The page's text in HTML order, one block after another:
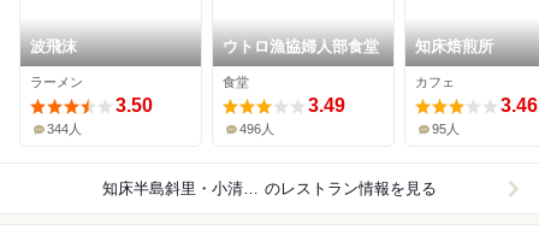
波飛沫
ラーメン
3.50
344人
ウトロ漁協婦人部食堂
食堂
3.49
496人
知床焙煎所
カフェ
3.46
95人
知床半島斜里・小清水原生花園周辺 のレストラン情報を見る